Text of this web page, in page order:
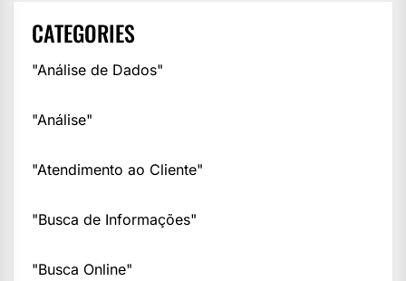
CATEGORIES
"Análise de Dados"
"Análise"
"Atendimento ao Cliente"
"Busca de Informações"
"Busca Online"